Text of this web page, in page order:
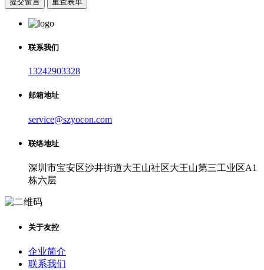
联系我们
13242903328
邮箱地址
service@szyocon.com
联络地址
深圳市宝安区沙井街道大王山社区大王山第三工业区A1
栋六层
关于友控
企业简介
联系我们